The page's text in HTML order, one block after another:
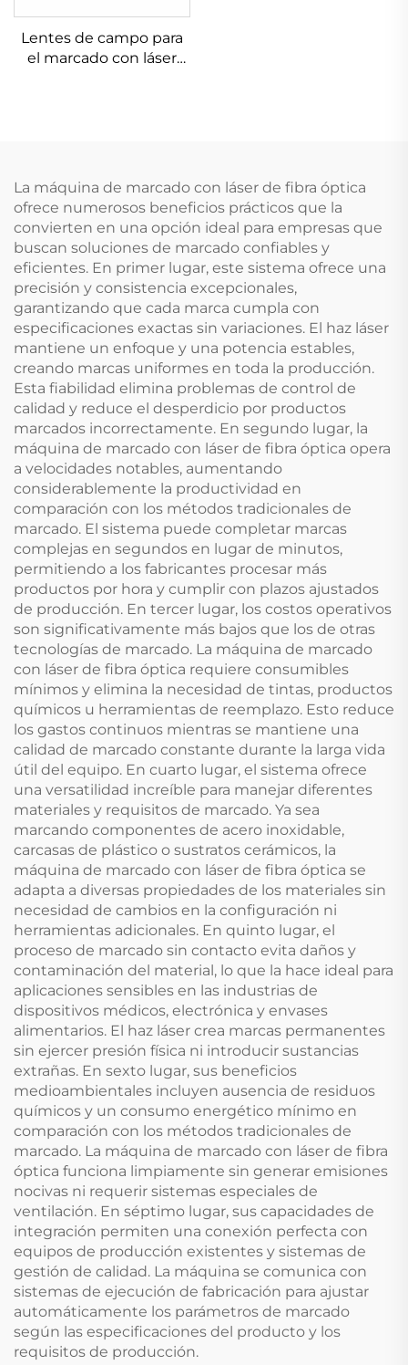
Lentes de campo para
el marcado con láser
La máquina de marcado con láser de fibra óptica
ofrece numerosos beneficios prácticos que la
convierten en una opción ideal para empresas que
buscan soluciones de marcado confiables y
eficientes. En primer lugar, este sistema ofrece una
precisión y consistencia excepcionales,
garantizando que cada marca cumpla con
especificaciones exactas sin variaciones. El haz láser
mantiene un enfoque y una potencia estables,
creando marcas uniformes en toda la producción.
Esta fiabilidad elimina problemas de control de
calidad y reduce el desperdicio por productos
marcados incorrectamente. En segundo lugar, la
máquina de marcado con láser de fibra óptica opera
a velocidades notables, aumentando
considerablemente la productividad en
comparación con los métodos tradicionales de
marcado. El sistema puede completar marcas
complejas en segundos en lugar de minutos,
permitiendo a los fabricantes procesar más
productos por hora y cumplir con plazos ajustados
de producción. En tercer lugar, los costos operativos
son significativamente más bajos que los de otras
tecnologías de marcado. La máquina de marcado
con láser de fibra óptica requiere consumibles
mínimos y elimina la necesidad de tintas, productos
químicos u herramientas de reemplazo. Esto reduce
los gastos continuos mientras se mantiene una
calidad de marcado constante durante la larga vida
útil del equipo. En cuarto lugar, el sistema ofrece
una versatilidad increíble para manejar diferentes
materiales y requisitos de marcado. Ya sea
marcando componentes de acero inoxidable,
carcasas de plástico o sustratos cerámicos, la
máquina de marcado con láser de fibra óptica se
adapta a diversas propiedades de los materiales sin
necesidad de cambios en la configuración ni
herramientas adicionales. En quinto lugar, el
proceso de marcado sin contacto evita daños y
contaminación del material, lo que la hace ideal para
aplicaciones sensibles en las industrias de
dispositivos médicos, electrónica y envases
alimentarios. El haz láser crea marcas permanentes
sin ejercer presión física ni introducir sustancias
extrañas. En sexto lugar, sus beneficios
medioambientales incluyen ausencia de residuos
químicos y un consumo energético mínimo en
comparación con los métodos tradicionales de
marcado. La máquina de marcado con láser de fibra
óptica funciona limpiamente sin generar emisiones
nocivas ni requerir sistemas especiales de
ventilación. En séptimo lugar, sus capacidades de
integración permiten una conexión perfecta con
equipos de producción existentes y sistemas de
gestión de calidad. La máquina se comunica con
sistemas de ejecución de fabricación para ajustar
automáticamente los parámetros de marcado
según las especificaciones del producto y los
requisitos de producción.